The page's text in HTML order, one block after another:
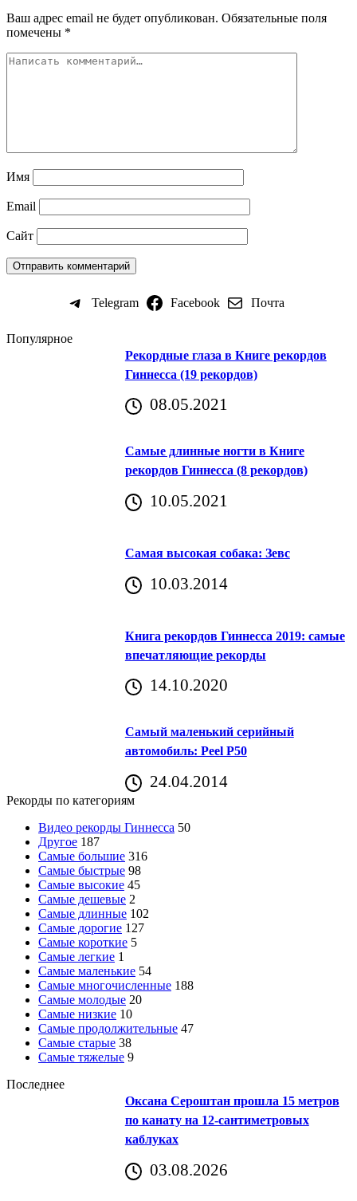
Ваш адрес email не будет опубликован. Обязательные поля
помечены *
Имя
Email
Сайт
Telegram Facebook Почта
Популярное
Рекордные глаза в Книге рекордов
Гиннесса (19 рекордов)
08.05.2021
Самые длинные ногти в Книге
рекордов Гиннесса (8 рекордов)
10.05.2021
Самая высокая собака: Зевс
10.03.2014
Книга рекордов Гиннесса 2019: самые
впечатляющие рекорды
14.10.2020
Самый маленький серийный
автомобиль: Peel P50
24.04.2014
Рекорды по категориям
Видео рекорды Гиннесса 50
Другое 187
Самые большие 316
Самые быстрые 98
Самые высокие 45
Самые дешевые 2
Самые длинные 102
Самые дорогие 127
Самые короткие 5
Самые легкие 1
Самые маленькие 54
Самые многочисленные 188
Самые молодые 20
Самые низкие 10
Самые продолжительные 47
Самые старые 38
Самые тяжелые 9
Последнее
Оксана Сероштан прошла 15 метров
по канату на 12-сантиметровых
каблуках
03.08.2026